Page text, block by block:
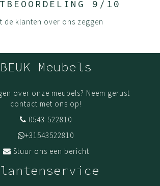
9/10
de klanten over ons zeggen
BEUK Meubels
over onze meubels? Neem gerust
contact met ons op!
0543-522810
+31543522810
Stuur ons een bericht